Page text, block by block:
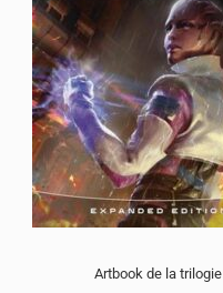
Artbook de la trilogie